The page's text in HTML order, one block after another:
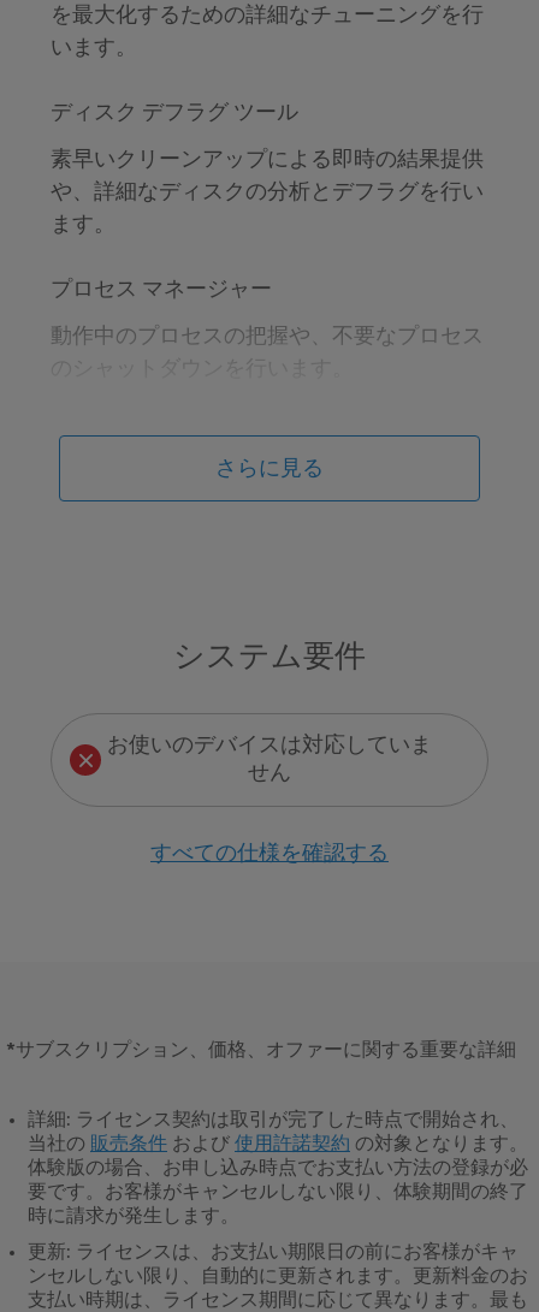
を最大化するための詳細なチューニングを行
います。
ディスク デフラグ ツール
素早いクリーンアップによる即時の結果提供
や、詳細なディスクの分析とデフラグを行い
ます。
プロセス マネージャー
動作中のプロセスの把握や、不要なプロセス
サービス マネージャ
デバイスで動作中のサービスの把握、サービ
インターネットに接続されている実行中のプ
ドライバー マネージャー
システムで動作中のすべてのドライバーをモ
さらに見る
システム要件
お使いのデバイスは対応していま
せん
すべての仕様を確認する
*サブスクリプション、価格、オファーに関する重要な詳細
詳細: ライセンス契約は取引が完了した時点で開始され、
当社の 販売条件 および 使用許諾契約 の対象となります。
体験版の場合、お申し込み時点でお支払い方法の登録が必
要です。お客様がキャンセルしない限り、体験期間の終了
時に請求が発生します。
更新: ライセンスは、お支払い期限日の前にお客様がキャ
ンセルしない限り、自動的に更新されます。更新料金のお
支払い時期は、ライセンス期間に応じて異なります。最も